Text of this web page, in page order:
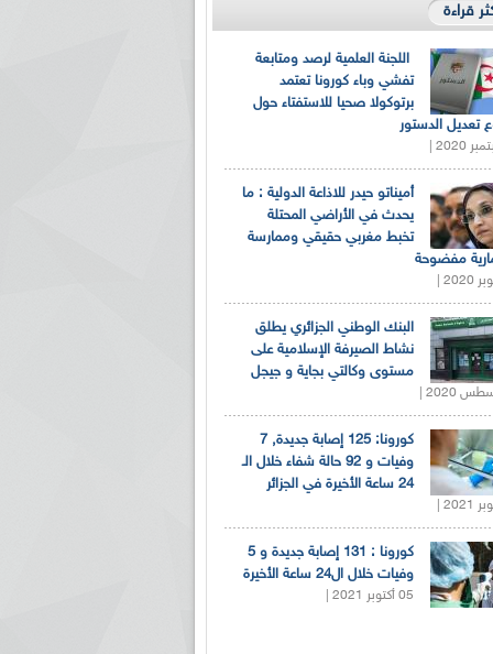
قراءة
اللجنة العلمية لرصد ومتابعة
تفشي وباء كورونا تعتمد
برتوكولا صحيا للاستفتاء حول
تعديل الدستور
أميناتو حيدر للاذاعة الدولية : ما
يحدث في الأراضي المحتلة
تخبط مغربي حقيقي وممارسة
مفضوحة
البنك الوطني الجزائري يطلق
نشاط الصيرفة الإسلامية على
مستوى وكالتي بجاية و جيجل
كورونا: 125 إصابة جديدة, 7
وفيات و 92 حالة شفاء خلال الـ
24 ساعة الأخيرة في الجزائر
كورونا : 131 إصابة جديدة و 5
وفيات خلال ال24 ساعة الأخيرة
05 أكتوبر 2021 |